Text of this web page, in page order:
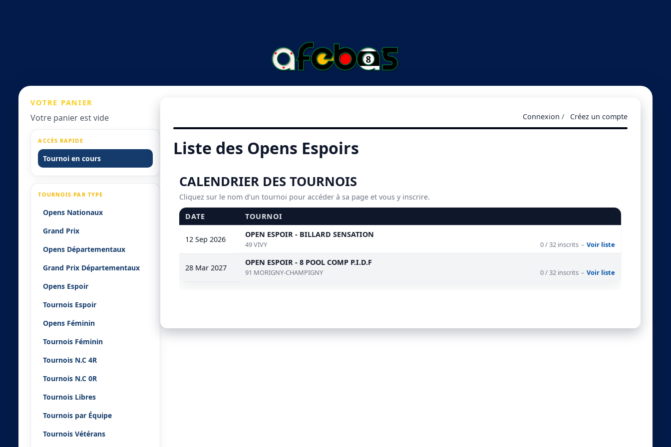
VOTRE PANIER
Votre panier est vide
ACCÈS RAPIDE
Tournoi en cours
TOURNOIS PAR TYPE
Opens Nationaux
Grand Prix
Opens Départementaux
Grand Prix Départementaux
Opens Espoir
Tournois Espoir
Opens Féminin
Tournois Féminin
Tournois N.C 4R
Tournois N.C 0R
Tournois Libres
Tournois par Équipe
Tournois Vétérans
Connexion / Créez un compte
Liste des Opens Espoirs
CALENDRIER DES TOURNOIS
Cliquez sur le nom d’un tournoi pour accéder à sa page et vous y inscrire.
DATE TOURNOI
12 Sep 2026
OPEN ESPOIR - BILLARD SENSATION
49 VIVY 0 / 32 inscrits – Voir liste
28 Mar 2027
OPEN ESPOIR - 8 POOL COMP P.I.D.F
91 MORIGNY-CHAMPIGNY 0 / 32 inscrits – Voir liste